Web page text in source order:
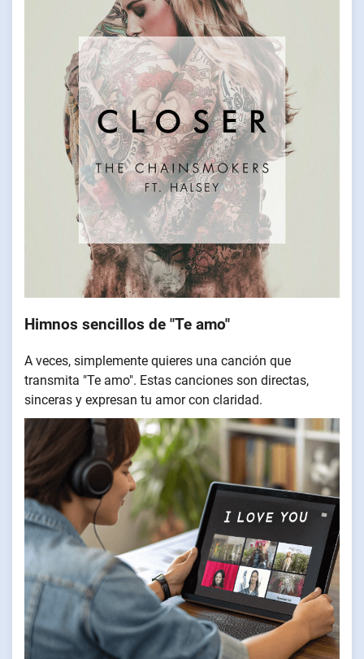
Himnos sencillos de "Te amo"
A veces, simplemente quieres una canción que
transmita "Te amo". Estas canciones son directas,
sinceras y expresan tu amor con claridad.